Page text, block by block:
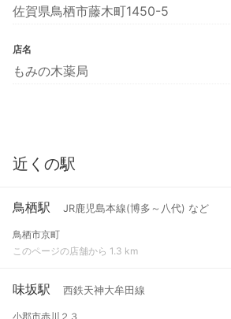
佐賀県鳥栖市藤木町1450-5
店名
もみの木薬局
近くの駅
鳥栖駅 JR鹿児島本線(博多～八代) など
鳥栖市京町
このページの店舗から 1.3 km
味坂駅 西鉄天神大牟田線
小郡市赤川２３